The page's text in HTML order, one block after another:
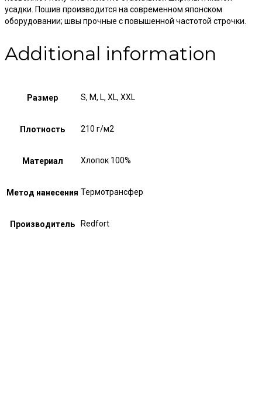
усадки. Пошив производится на современном японском
оборудовании; швы прочные с повышенной частотой строчки.
Additional information
Размер S, M, L, XL, XXL
Плотность 210 г/м2
Материал Хлопок 100%
Метод нанесения Термотрансфер
Производитель Redfort